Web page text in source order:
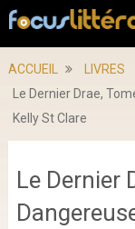
ACCUEIL
LIVRES
Le Dernier Drae,
Kelly St Clare
Le Dernier